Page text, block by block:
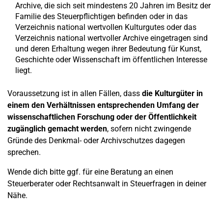
Archive, die sich seit mindestens 20 Jahren im Besitz der
Familie des Steuerpflichtigen befinden oder in das
Verzeichnis national wertvollen Kulturgutes oder das
Verzeichnis national wertvoller Archive eingetragen sind
und deren Erhaltung wegen ihrer Bedeutung für Kunst,
Geschichte oder Wissenschaft im öffentlichen Interesse
liegt.
Voraussetzung ist in allen Fällen, dass die Kulturgüter in
einem den Verhältnissen entsprechenden Umfang der
wissenschaftlichen Forschung oder der Öffentlichkeit
zugänglich gemacht werden, sofern nicht zwingende
Gründe des Denkmal- oder Archivschutzes dagegen
sprechen.
Wende dich bitte ggf. für eine Beratung an einen
Steuerberater oder Rechtsanwalt in Steuerfragen in deiner
Nähe.